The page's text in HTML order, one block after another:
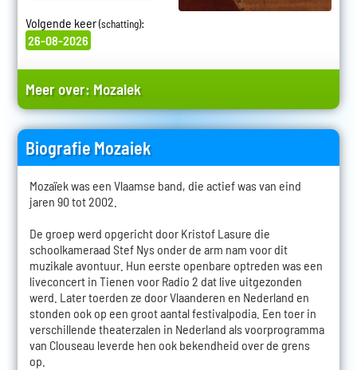
Volgende keer(schatting):
26-08-2026
Meer over: Mozaiek
Biografie Mozaiek
Mozaïek was een Vlaamse band, die actief was van eind
jaren 90 tot 2002.
De groep werd opgericht door Kristof Lasure die
schoolkameraad Stef Nys onder de arm nam voor dit
muzikale avontuur. Hun eerste openbare optreden was een
liveconcert in Tienen voor Radio 2 dat live uitgezonden
werd. Later toerden ze door Vlaanderen en Nederland en
stonden ook op een groot aantal festivalpodia. Een toer in
verschillende theaterzalen in Nederland als voorprogramma
van Clouseau leverde hen ook bekendheid over de grens
op.